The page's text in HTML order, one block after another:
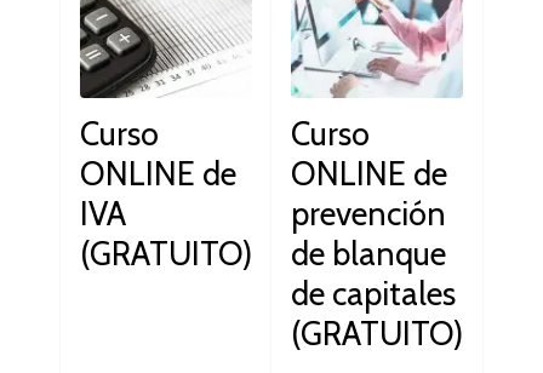
Curso
ONLINE de
IVA
(GRATUITO)
Curso
ONLINE de
prevención
de blanque
de capitales
(GRATUITO)